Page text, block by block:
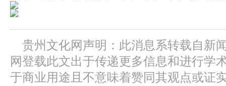
贵州文化网声明：此消息系转载自新
网登载此文出于传递更多信息和进行学
于商业用途且不意味着赞同其观点或证